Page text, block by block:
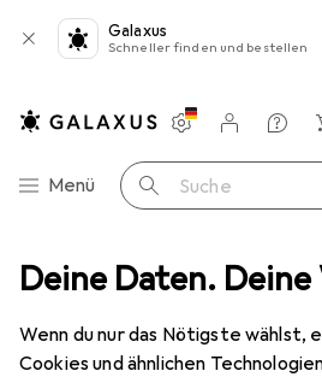
Deine Daten. Deine
Wenn du nur das Nötigste wählst,
Cookies und ähnlichen
Galaxus
Schneller finden und bestellen
Navigation nach Kategorien
Menü Suche
Einstellungen
Kundenkonto
Vergleichslisten
Merklisten
Warenkorb
+ Duschzubehör